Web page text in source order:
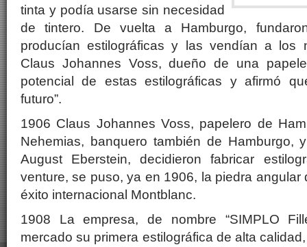
tinta y podía usarse sin necesidad
de tintero. De vuelta a Hamburgo,
producían estilográficas y las vendían a los
Claus Johannes Voss, dueño de una
potencial de estas estilográficas y afirmó
futuro”.
1906 Claus Johannes Voss, papelero de
Nehemias, banquero también de Hamburgo,
August Eberstein, decidieron fabricar
venture, se puso, ya en 1906, la piedra angular
éxito internacional Montblanc.
1908 La empresa, de nombre “SIMPLO
mercado su primera estilográfica de alta